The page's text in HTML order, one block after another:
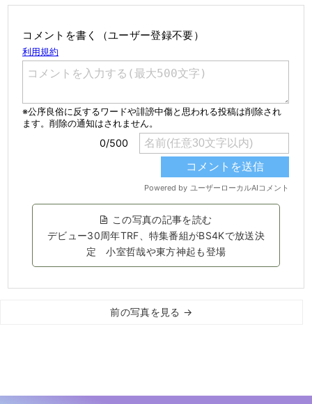
コメントを書く（ユーザー登録不要）
この写真の記事を読む
デビュー30周年TRF、特集番組がBS4Kで放送決
定 小室哲哉や東方神起も登場
前の写真を見る →